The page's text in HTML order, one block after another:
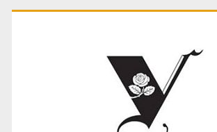
Primary